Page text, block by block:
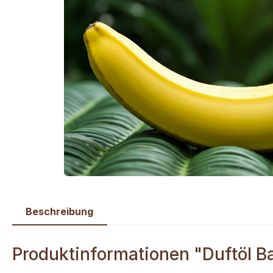
Beschreibung
Produktinformationen "Duftöl